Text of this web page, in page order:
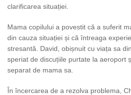
clarificarea situației.
Mama copilului a povestit că a suferit
din cauza situației și că întreaga
stresantă. David, obișnuit cu viața sa
speriat de discuțiile purtate la aeroport
separat de mama sa.
În încercarea de a rezolva problema,